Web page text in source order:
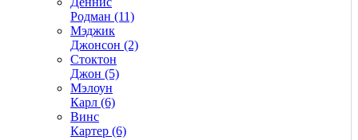
Родман (11)
Мэджик
Джонсон (2)
Стоктон
Джон (5)
Мэлоун
Карл (6)
Винс
Картер (6)